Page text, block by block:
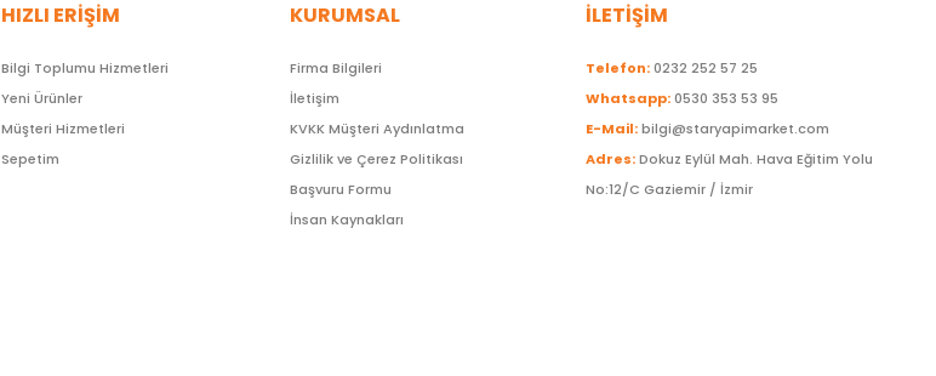
HIZLI ERİŞİM
Bilgi Toplumu Hizmetleri
Yeni Ürünler
Müşteri Hizmetleri
Sepetim
KURUMSAL
Firma Bilgileri
İletişim
KVKK Müşteri Aydınlatma
Gizlilik ve Çerez Politikası
Başvuru Formu
İnsan Kaynakları
İLETİŞİM
Telefon:0232 252 57 25
Whatsapp:0530 353 53 95
E-Mail:bilgi@staryapimarket.com
Adres:Dokuz Eylül Mah. Hava Eğitim Yolu
No:12/C Gaziemir / İzmir